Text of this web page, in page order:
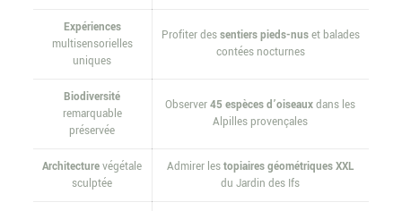
Expériences
multisensorielles
uniques
Profiter dessentiers pieds-nuset balades
contées nocturnes
Biodiversité
remarquable
préservée
Observer45 espèces d’oiseauxdans les
Alpilles provençales
Architecturevégétale
sculptée
Admirer lestopiaires géométriques XXL
du Jardin des Ifs